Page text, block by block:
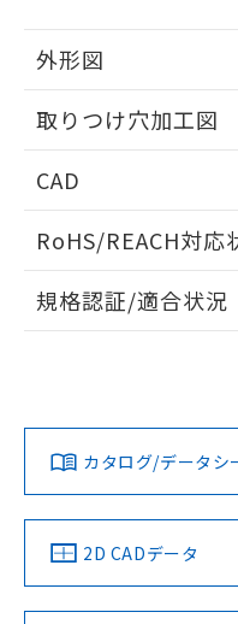
外形図
取りつけ穴加工図
CAD
ドすることができま
ログ
ダウンロードデータをご
みください。
ソフトウェアの使用条件
RoHS/REACH対応
EU RoHS 注意事項・
対応済み
中国 RoHS 注意事項
規格認証/適合状況
カタログ/データシ
2D CADデータ
品・サービ
をご了承く
※当社の共
下記の非含有証
とができます。
EU RoHS指令（
51物質の非含有
※本証明書は発
ものではありま
また、RoHS指
物質の対応では
欄に対応日を記載
既に当社にて対